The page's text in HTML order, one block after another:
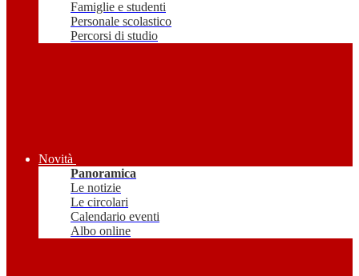
Famiglie e studenti
Personale scolastico
Percorsi di studio
Novità
Panoramica
Le notizie
Le circolari
Calendario eventi
Albo online